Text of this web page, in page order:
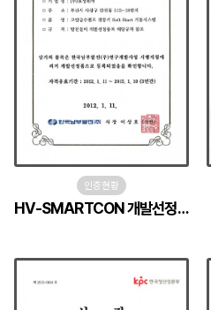
인증현황
HV-SMARTCON 개발선정품 등록 인증